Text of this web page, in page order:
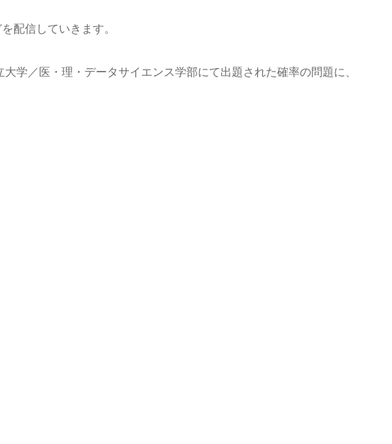
配信していきます。
学／医・理・データサイエンス学部にて出題された確率の問題に、